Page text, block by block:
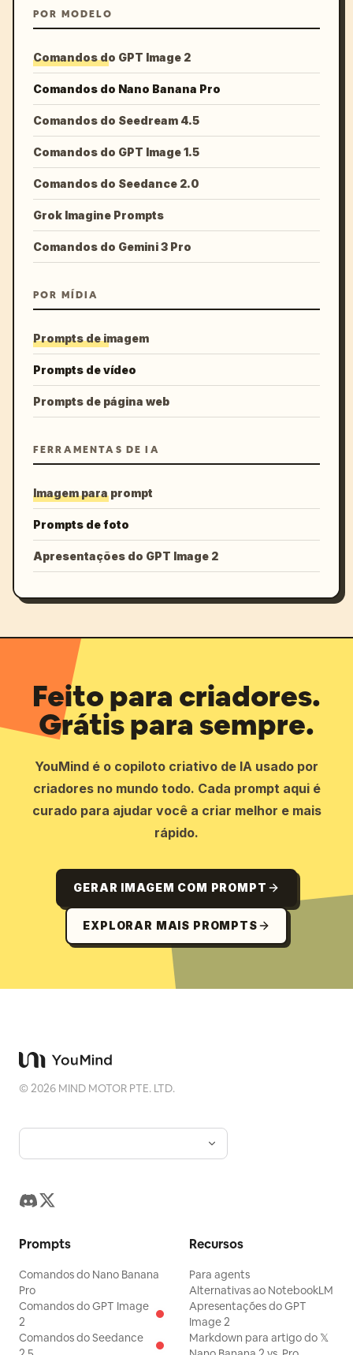
POR MODELO
Comandos do GPT Image 2
Comandos do Nano Banana Pro
Comandos do Seedream 4.5
Comandos do GPT Image 1.5
Comandos do Seedance 2.0
Grok Imagine Prompts
Comandos do Gemini 3 Pro
POR MÍDIA
Prompts de imagem
Prompts de vídeo
Prompts de página web
FERRAMENTAS DE IA
Imagem para prompt
Prompts de foto
Apresentações do GPT Image 2
Feito para criadores.
Grátis para sempre.
YouMind é o copiloto criativo de IA usado por
criadores no mundo todo. Cada prompt aqui é
curado para ajudar você a criar melhor e mais
rápido.
GERAR IMAGEM COM PROMPT
EXPLORAR MAIS PROMPTS
©2026 MIND MOTOR PTE. LTD.
Prompts
Comandos do Nano Banana
Pro
Comandos do GPT Image
2
Comandos do Seedance
Recursos
Para agents
Alternativas ao NotebookLM
Apresentações do GPT
Image 2
Markdown para artigo do 𝕏